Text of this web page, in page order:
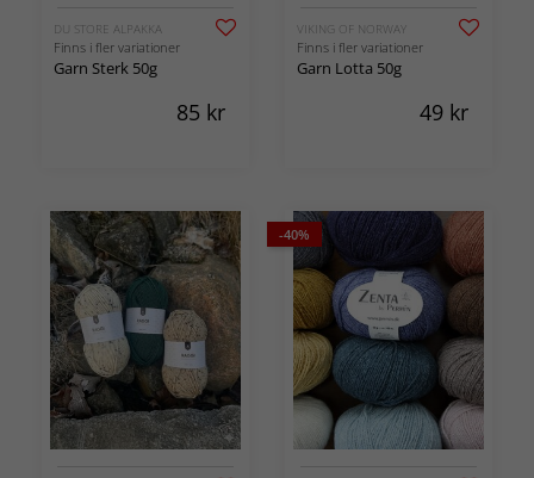
DU STORE ALPAKKA
Finns i fler variationer
Garn Sterk 50g
85 kr
VIKING OF NORWAY
Finns i fler variationer
Garn Lotta 50g
49 kr
-40%